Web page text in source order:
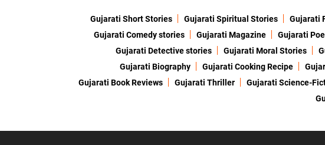
Gujarati Short Stories Gujarati Spiritual Stories Gujarati
Gujarati Comedy stories
Gujarati Magazine Gujarati
Gujarati Detective stories
Gujarati Moral Stories
Gujarati Biography
Gujarati Cooking Recipe
Gujarati Book Reviews
Gujarati Thriller Gujarati Science-